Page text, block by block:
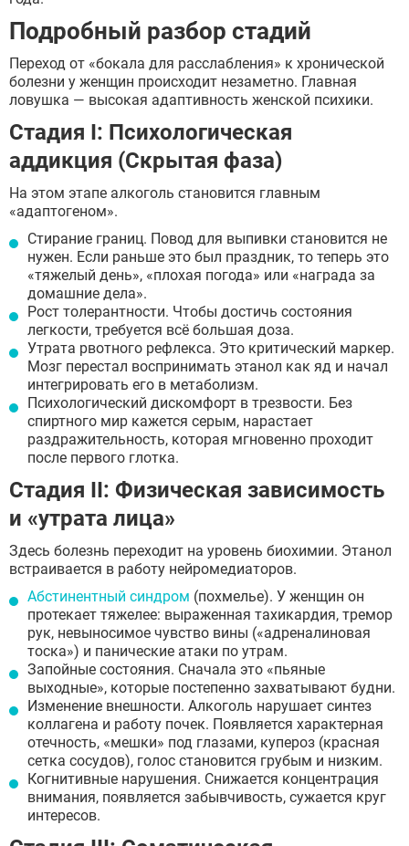
Подробный разбор стадий
Переход от «бокала для расслабления» к хронической
болезни у женщин происходит незаметно. Главная
ловушка — высокая адаптивность женской психики.
Стадия I: Психологическая
аддикция (Скрытая фаза)
На этом этапе алкоголь становится главным
«адаптогеном».
Стирание границ. Повод для выпивки становится не
нужен. Если раньше это был праздник, то теперь это
«тяжелый день», «плохая погода» или «награда за
домашние дела».
Рост толерантности. Чтобы достичь состояния
легкости, требуется всё большая доза.
Утрата рвотного рефлекса. Это критический маркер.
Мозг перестал воспринимать этанол как яд и начал
интегрировать его в метаболизм.
Психологический дискомфорт в трезвости. Без
спиртного мир кажется серым, нарастает
раздражительность, которая мгновенно проходит
после первого глотка.
Стадия II: Физическая зависимость
и «утрата лица»
Здесь болезнь переходит на уровень биохимии. Этанол
встраивается в работу нейромедиаторов.
Абстинентный синдром (похмелье). У женщин он
протекает тяжелее: выраженная тахикардия, тремор
рук, невыносимое чувство вины («адреналиновая
тоска») и панические атаки по утрам.
Запойные состояния. Сначала это «пьяные
выходные», которые постепенно захватывают будни.
Изменение внешности. Алкоголь нарушает синтез
коллагена и работу почек. Появляется характерная
отечность, «мешки» под глазами, купероз (красная
сетка сосудов), голос становится грубым и низким.
Когнитивные нарушения. Снижается концентрация
внимания, появляется забывчивость, сужается круг
интересов.